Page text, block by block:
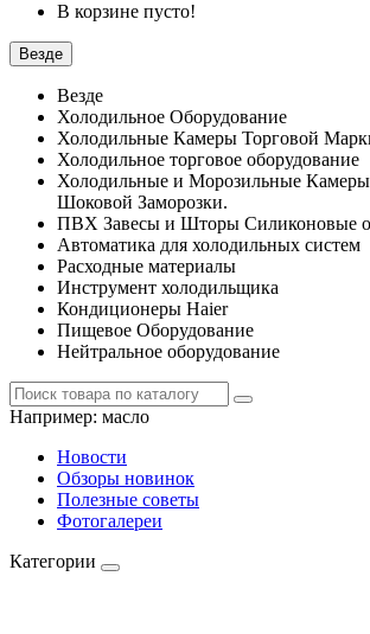
В корзине пусто!
Везде
Везде
Холодильное Оборудование
Холодильные Камеры Торговой
Холодильное торговое оборудование
Холодильные и Морозильные
Шоковой Заморозки.
ПВХ Завесы и Шторы Силиконовые
Автоматика для холодильных систем
Расходные материалы
Инструмент холодильщика
Кондиционеры Haier
Пищевое Оборудование
Нейтральное оборудование
Например: масло
Новости
Обзоры новинок
Полезные советы
Фотогалереи
Категории